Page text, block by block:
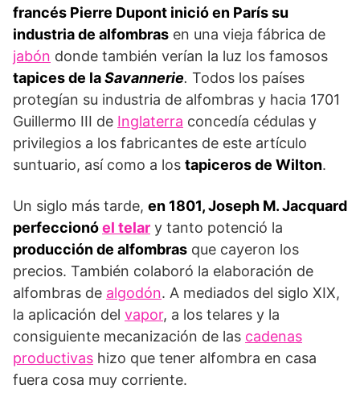
francés Pierre Dupont inició en París su
industria de alfombras en una vieja fábrica de
jabón donde también verían la luz los famosos
tapices de laSavannerie. Todos los países
protegían su industria de alfombras y hacia 1701
Guillermo III de Inglaterra concedía cédulas y
privilegios a los fabricantes de este artículo
suntuario, así como a los tapiceros de Wilton.
Un siglo más tarde, en 1801, Joseph M. Jacquard
perfeccionóel telar y tanto potenció la
producción de alfombras que cayeron los
precios. También colaboró la elaboración de
alfombras de algodón. A mediados del siglo XIX,
la aplicación del vapor, a los telares y la
consiguiente mecanización de las cadenas
productivas hizo que tener alfombra en casa
fuera cosa muy corriente.